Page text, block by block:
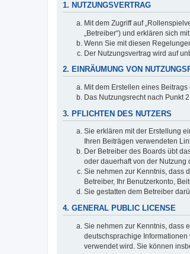
1. NUTZUNGSVERTRAG
Mit dem Zugriff auf
„Betreiber“) und erklären sich
Wenn Sie mit diesen
Der Nutzungsvertrag wird auf
2. EINRÄUMUNG VON
Mit dem Erstellen eines
Das Nutzungsrecht nach Punkt
3. PFLICHTEN DES NUTZERS
Sie erklären mit der Erstellung
Ihren Beiträgen verwendeten
Der Betreiber des Boards übt
oder dauerhaft von der
Sie nehmen zur Kenntnis, dass
Betreiber, Ihr Benutzerkonto,
Sie gestatten dem Betreiber
4. GENERAL PUBLIC LICENSE
Sie nehmen zur Kenntnis, dass
deutschsprachige
verwendet wird. Sie können